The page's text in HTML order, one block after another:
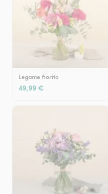
Legame fiorito
49,99 €